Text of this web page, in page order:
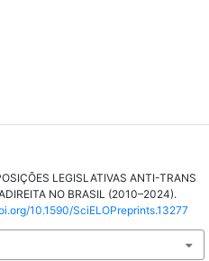
LEGISLATIVAS ANTI-TRANS
NO BRASIL (2010–2024).
10.1590/SciELOPreprints.13277